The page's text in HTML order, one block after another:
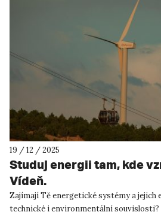
19 / 12 / 2025
Studuj energii tam, kde
Vídeň.
Zajímají Tě energetické systémy a jejich
technické i environmentální souvislosti?